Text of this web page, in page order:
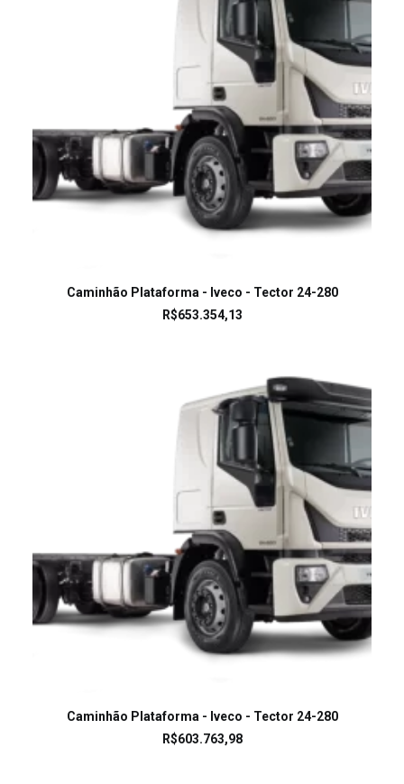
LEIA MAIS
Caminhão Plataforma - Iveco - Tector 24-280
R$653.354,13
LEIA MAIS
Caminhão Plataforma - Iveco - Tector 24-280
R$603.763,98